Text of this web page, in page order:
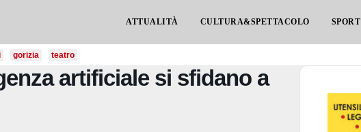
ATTUALITÀ CULTURA&SPETTACOLO SPORT
gorizia teatro
artificiale si sfidano a